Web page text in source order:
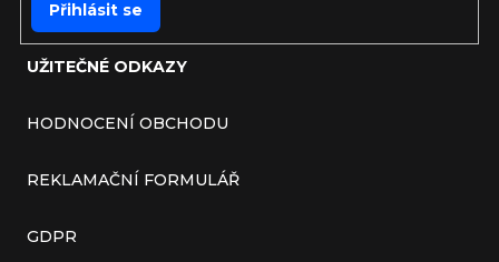
UŽITEČNÉ ODKAZY
HODNOCENÍ OBCHODU
REKLAMAČNÍ FORMULÁŘ
GDPR
Přihlásit se